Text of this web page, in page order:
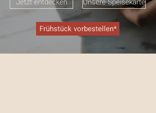
Frühstück vorbestellen*